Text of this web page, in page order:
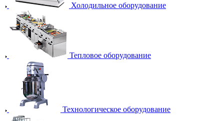
Холодильное оборудование
Тепловое оборудование
Технологическое оборудование